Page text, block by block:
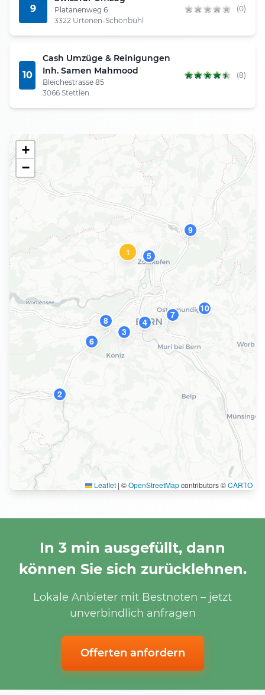
9
Platanenweg 6
3322 Urtenen-Schönbühl
(0)
10
Cash Umzüge & Reinigungen
Inh. Samen Mahmood
Bleichestrasse 85
3066 Stettlen
(8)
1
2
3
4
5
6
7
8
9
10
+
−
Leaflet | ©OpenStreetMapcontributors ©CARTO
In 3 min ausgefüllt, dann
können Sie sich zurücklehnen.
Lokale Anbieter mit Bestnoten – jetzt
unverbindlich anfragen
Offerten anfordern